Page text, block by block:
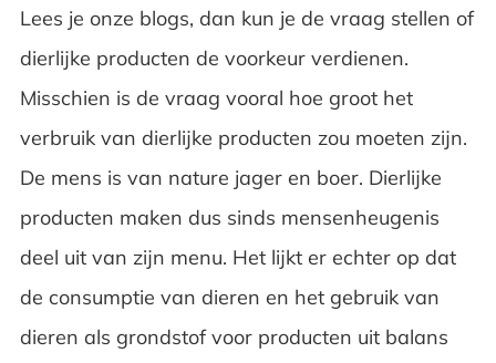
Lees je onze blogs, dan kun je de vraag stellen of
dierlijke producten de voorkeur verdienen.
Misschien is de vraag vooral hoe groot het
verbruik van dierlijke producten zou moeten zijn.
De mens is van nature jager en boer. Dierlijke
producten maken dus sinds mensenheugenis
deel uit van zijn menu. Het lijkt er echter op dat
de consumptie van dieren en het gebruik van
dieren als grondstof voor producten uit balans